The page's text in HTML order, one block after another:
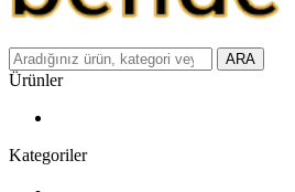
ARA
Ürünler
Kategoriler